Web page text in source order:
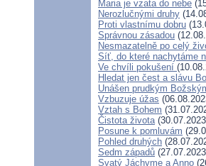
Maria je vzata do nebe
Nerozlučnými druhy
Proti vlastnímu dobru
Správnou zásadou
Nesmazatelně po celý
Síť, do které nachytáme
Ve chvíli pokušení
Hledat jen čest a slávu
Unášen prudkým
Vzbuzuje úžas
Vztah s Bohem
Čistota života
Posune k pomluvám
Pohled druhých
Sedm západů
Svatý Jáchyme a Anno